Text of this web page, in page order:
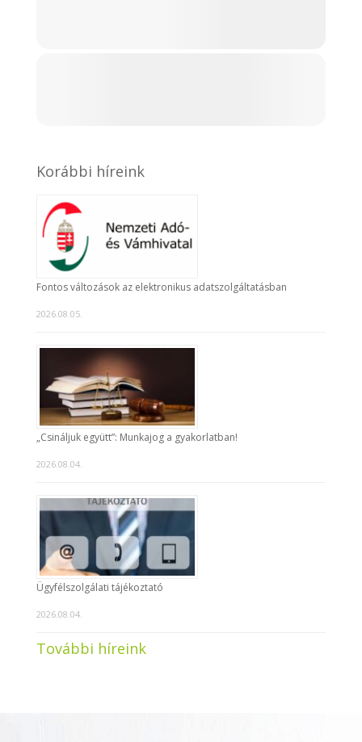
Korábbi híreink
Fontos változások az elektronikus adatszolgáltatásban
2026.08.05.
„Csináljuk együtt”: Munkajog a gyakorlatban!
2026.08.04.
Ügyfélszolgálati tájékoztató
2026.08.04.
További híreink